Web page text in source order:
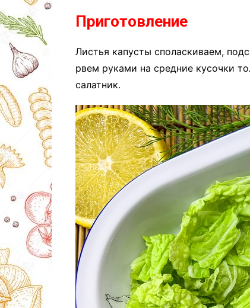
Приготовление
Листья капусты споласкиваем,
рвем руками на средние кусочки
салатник.